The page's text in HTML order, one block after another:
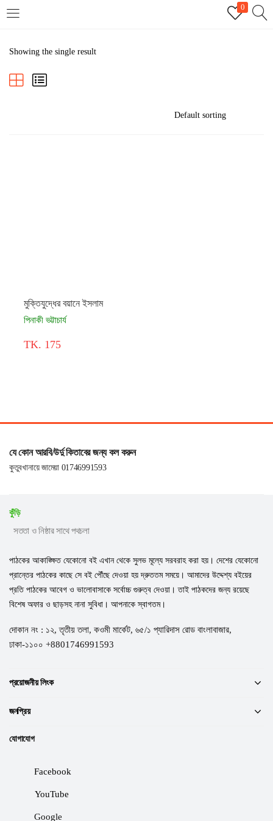
0
REGISTER
Showing the single result
মুক্তিযুদ্ধের বয়ানে ইসলাম
পিনাকী ভট্টাচার্য
TK. 175
যে কোন আরবি/উর্দু কিতাবের জন্য কল করুন
কুতুবখানায়ে জামেয়া 01746991593
কুঁড়ি
সততা ও নিষ্ঠার সাথে পথচলা
পাঠকের আকাঙ্ক্ষিত যেকোনো বই এখান থেকে সুলভ মূল্যে সরবরাহ করা হয়। দেশের যেকোনো
প্রান্তের পাঠকের কাছে সে বই পৌঁছে দেওয়া হয় দ্রুততম সময়ে। আমাদের উদ্দেশ্য বইয়ের
প্রতি পাঠকের আবেগ ও ভালোবাসাকে সর্বোচ্চ গুরুত্ব দেওয়া। তাই পাঠকদের জন্য রয়েছে
বিশেষ অফার ও ছাড়সহ নানা সুবিধা। আপনাকে স্বাগতম।
দোকান নং : ১২, তৃতীয় তলা, কওমী মার্কেট, ৬৫/১ প্যারিদাস রোড বাংলাবাজার,
ঢাকা-১১০০ +8801746991593
প্রয়োজনীয় লিংক
জনপ্রিয়
যোগাযোগ
Facebook
YouTube
Google